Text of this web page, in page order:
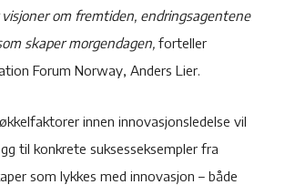
om fremtiden, endringsagentene
skaper morgendagen, forteller
Forum Norway, Anders Lier.
innen innovasjonsledelse vil
til konkrete suksesseksempler fra
som lykkes med innovasjon – både